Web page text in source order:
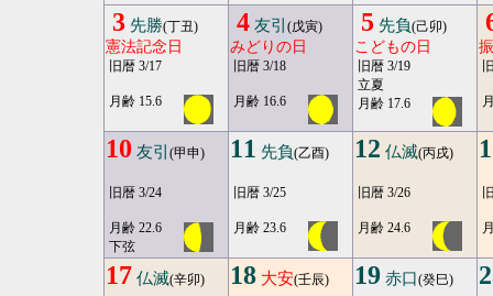
3 先勝(丁丑)
憲法記念日
旧暦 3/17
月齢 15.6
4 友引 (戊寅)
みどりの日
旧暦 3/18
月齢 16.6
5 先負(己卯)
こどもの日
旧暦 3/19
立夏
月齢 17.6
10 友引 (甲申)
旧暦 3/24
月齢 22.6
下弦
11 先負(乙酉)
旧暦 3/25
月齢 23.6
12 仏滅(丙戌)
旧暦 3/26
月齢 24.6
17 仏滅(辛卯) 18 大安(壬辰) 19 赤口(癸巳)